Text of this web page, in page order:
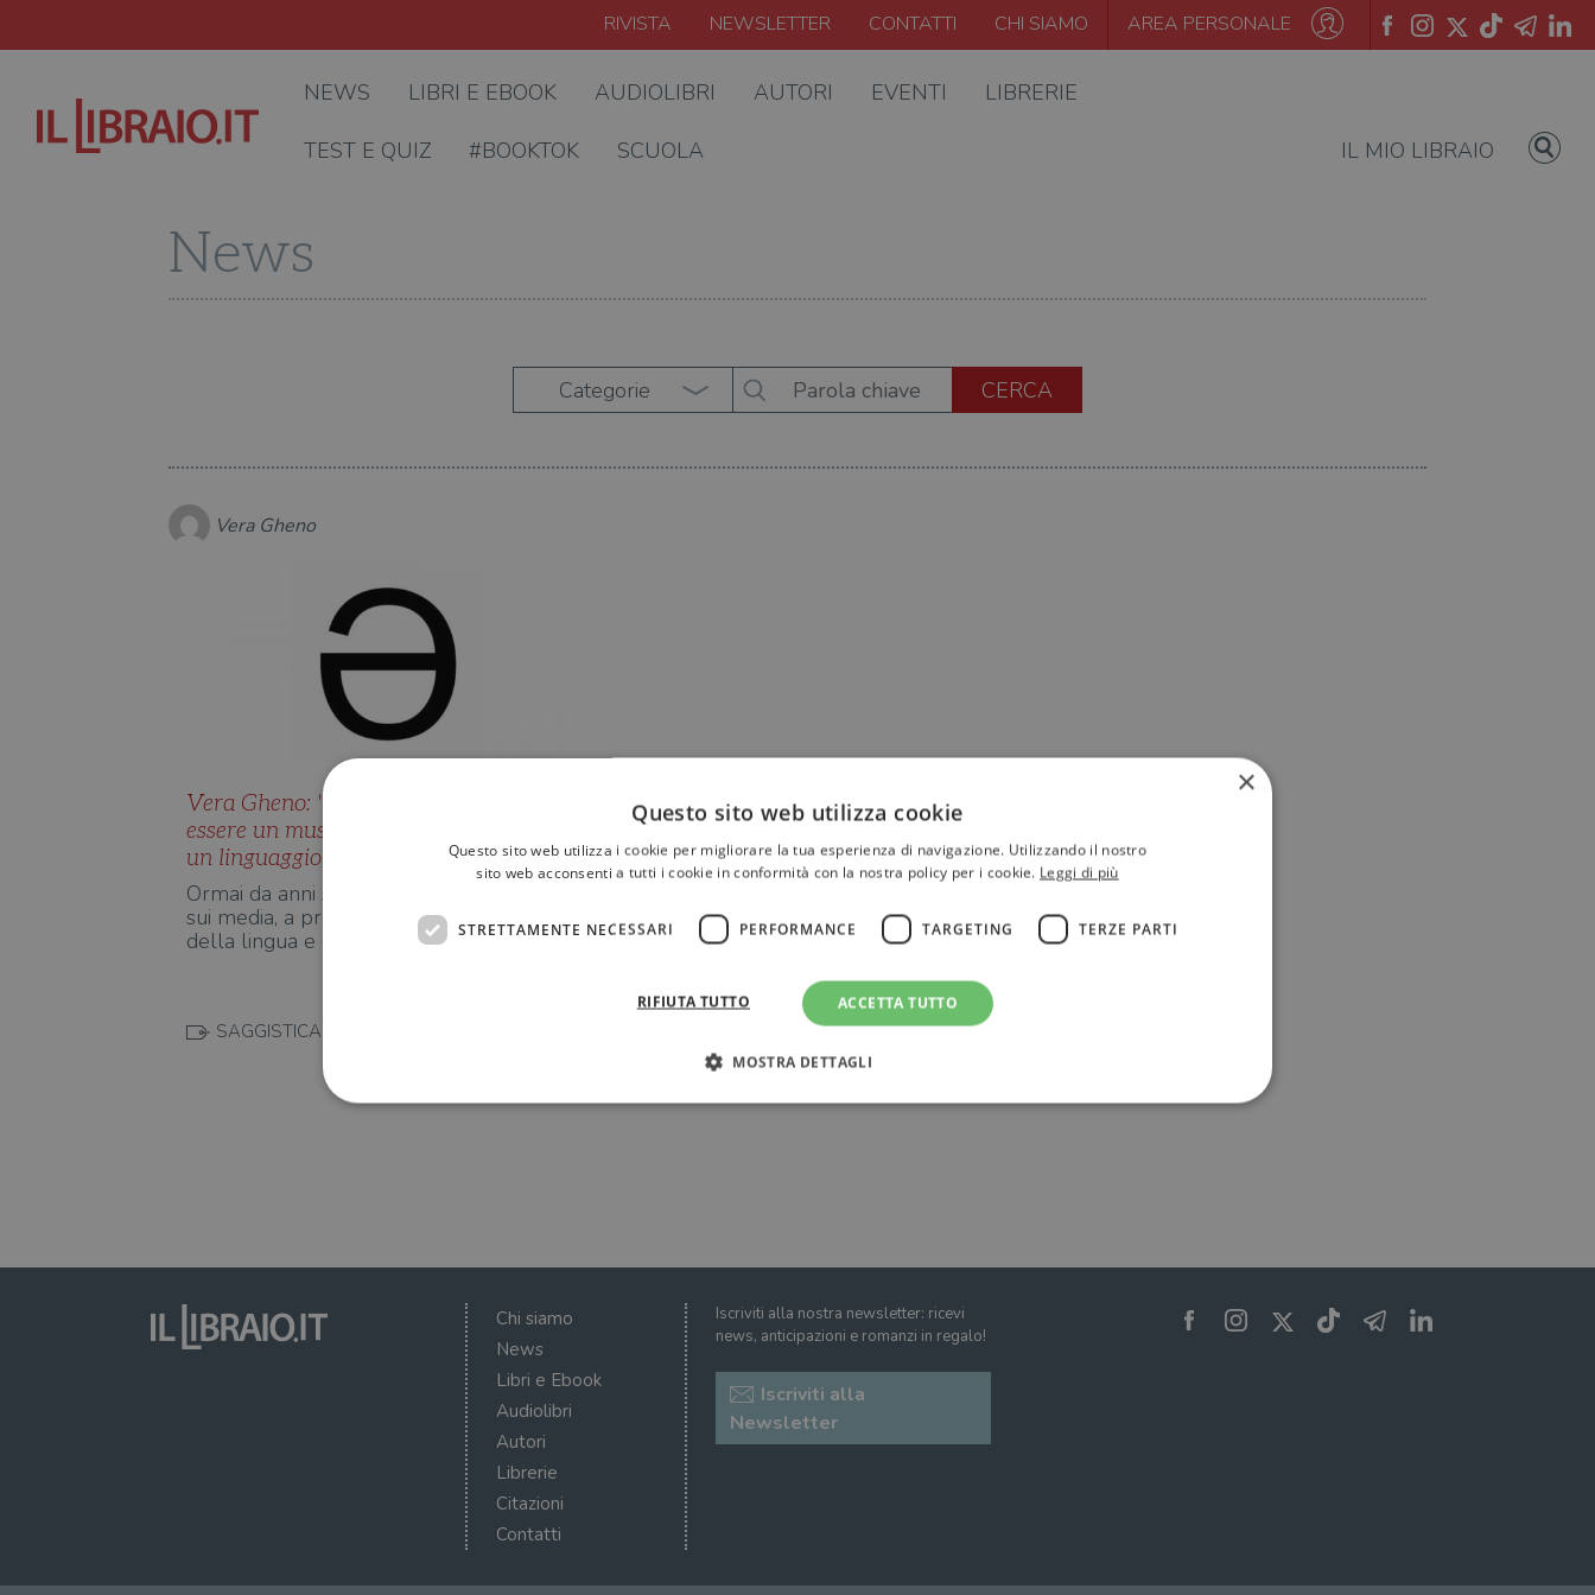
RIVISTA NEWSLETTER CONTATTI CHI SIAMO AREA PERSONALE
NEWS LIBRI E EBOOK AUDIOLIBRI AUTORI EVENTI LIBRERIE
TEST E QUIZ #BOOKTOK SCUOLA IL MIO LIBRAIO
News
Categorie
Vera Gheno
Vera Gheno: "La lingua non deve
essere un museo". Sulla necessità di
un linguaggio inclusivo
Ormai da anni si discute, sui social e
sui media, a proposito di inclusività
della lingua e dell'us…
SAGGISTICA
Chi siamo
News
Libri e Ebook
Audiolibri
Autori
Librerie
Citazioni
Contatti
Iscriviti alla nostra newsletter: ricevi
news, anticipazioni e romanzi in regalo!
Iscriviti alla
Newsletter
×
Questo sito web utilizza cookie
Questo sito web utilizza i cookie per migliorare la tua esperienza di navigazione. Utilizzando il nostro
sito web acconsenti a tutti i cookie in conformità con la nostra policy per i cookie. Leggi di più
STRETTAMENTE NECESSARI PERFORMANCE TARGETING TERZE PARTI
ACCETTA TUTTO
RIFIUTA TUTTO
MOSTRA DETTAGLI
Dominio
wordpress_test_cookie
Inc.
Sessione
WordPress imposta questo cookie quando accedi alla pagina di login. Il
cookie viene utilizzato per verificare se il browser Web è impostato per
consentire o rifiutare i cookie.
wordpress_sec_[hash] .illibraio.it Sessione
Usato per gestire la sessione degli utenti loggati sul sito
wordpress_logged_in_[hash]
.illibraio.it Sessione
Usato per gestire la sessione degli utenti loggati sul sito
CookieScriptConsent
1 mese Memorizza lo stato del consenso ai cookie dell'utente per il dominio corrente.
settimana
3 giorni